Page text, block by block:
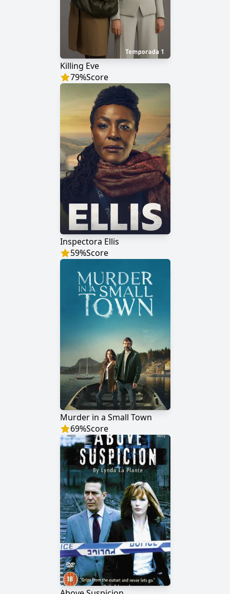
Killing Eve
79%Score
Inspectora Ellis
59%Score
Murder in a Small Town
69%Score